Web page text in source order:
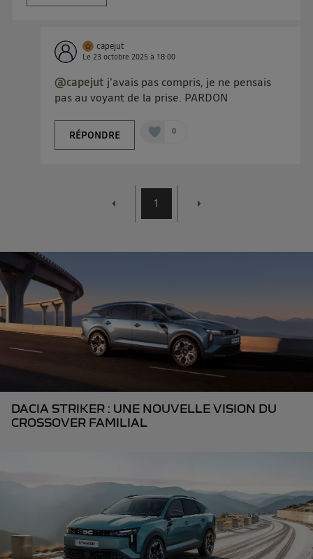
capejut
Le23 octobre 2025 à 18:00
@capejut j'avais pas compris, je ne pensais
pas au voyant de la prise. PARDON
RÉPONDRE 0
1
DACIA STRIKER : UNE NOUVELLE VISION DU
CROSSOVER FAMILIAL